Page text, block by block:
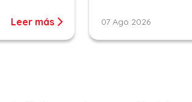
Leer más 07 Ago 2026